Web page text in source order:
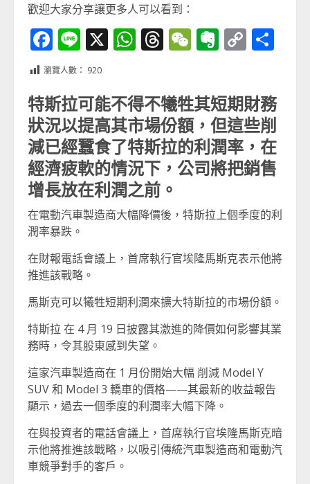
歡迎大家分享讓更多人可以看到：
Facebook
Line
X WhatsApp
Threads
WeChat
Evernote
Copy
瀏覽人數： 920
特斯拉可能不得不犧牲其短期財務
狀況以提高其市場份額，但這些削
減已經蠶食了特斯拉的利潤率，在
經濟疲軟的情況下，公司將把銷售
增長放在利潤之前。
在電動汽車製造商大幅降價後，特斯拉上個季度的利
潤率暴跌。
在財報電話會議上，首席執行官埃隆馬斯克表示他將
推進該戰略。
馬斯克可以犧牲短期利潤來擴大特斯拉的市場份額。
特斯拉 在 4 月 19 日披露其激進的降價如何影響其業
務時，令其股東感到失望。
這家汽車製造商在 1 月份開始大幅 削減 Model Y
SUV 和 Model 3 轎車的價格——其最新的收益報告
顯示，過去一個季度的利潤率大幅下降。
在與投資者的電話會議上，首席執行官埃隆馬斯克暗
示他將推進該戰略，以吸引傳統汽車製造商和電動汽
車競爭對手的客戶。